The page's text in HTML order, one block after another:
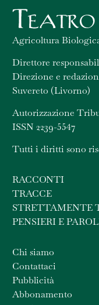
Agricoltura
Direttore
Direzione e
Suvereto (Livorno)
Autorizzazione
ISSN 2239-5547
Tutti i diritti sono
RACCONTI
TRACCE
STRETTAMENTE
PENSIERI E
Chi siamo
Contattaci
Pubblicità
Abbonamento